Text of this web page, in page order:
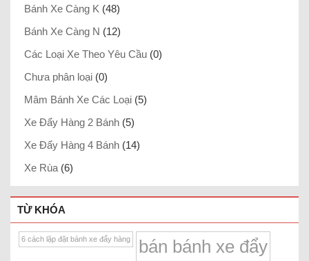
Bánh Xe Càng K (48)
Bánh Xe Càng N (12)
Các Loại Xe Theo Yêu Cầu (0)
Chưa phân loại (0)
Mâm Bánh Xe Các Loại (5)
Xe Đẩy Hàng 2 Bánh (5)
Xe Đẩy Hàng 4 Bánh (14)
Xe Rùa (6)
TỪ KHÓA
6 cách lặp đặt bánh xe đẩy hàng bán bánh xe đẩy